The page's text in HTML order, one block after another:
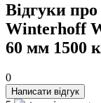
Відгуки
Winterhoff
60 мм 1500
0
Написати відгук